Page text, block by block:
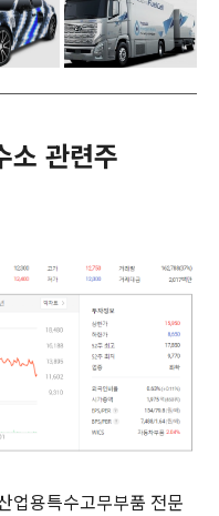
소 관련주
업용특수고무부품 전문